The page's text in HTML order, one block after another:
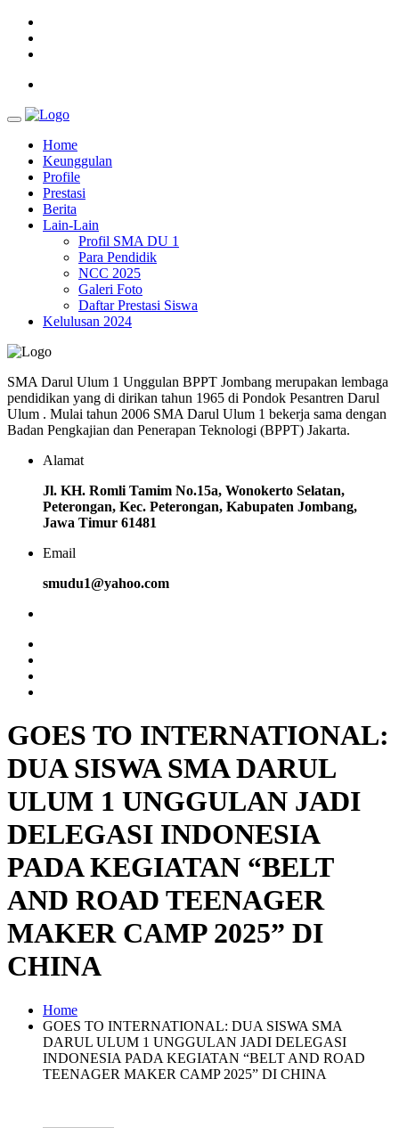
Home
Keunggulan
Profile
Prestasi
Berita
Lain-Lain
Profil SMA DU 1
Para Pendidik
NCC 2025
Galeri Foto
Daftar Prestasi Siswa
Kelulusan 2024
SMA Darul Ulum 1 Unggulan BPPT Jombang merupakan lembaga
pendidikan yang di dirikan tahun 1965 di Pondok Pesantren Darul
Ulum . Mulai tahun 2006 SMA Darul Ulum 1 bekerja sama dengan
Badan Pengkajian dan Penerapan Teknologi (BPPT) Jakarta.
Alamat
Jl. KH. Romli Tamim No.15a, Wonokerto Selatan,
Peterongan, Kec. Peterongan, Kabupaten Jombang,
Jawa Timur 61481
Email
smudu1@yahoo.com
GOES TO INTERNATIONAL:
DUA SISWA SMA DARUL
ULUM 1 UNGGULAN JADI
DELEGASI INDONESIA
PADA KEGIATAN “BELT
AND ROAD TEENAGER
MAKER CAMP 2025” DI
CHINA
Home
GOES TO INTERNATIONAL: DUA SISWA SMA
DARUL ULUM 1 UNGGULAN JADI DELEGASI
INDONESIA PADA KEGIATAN “BELT AND ROAD
TEENAGER MAKER CAMP 2025” DI CHINA